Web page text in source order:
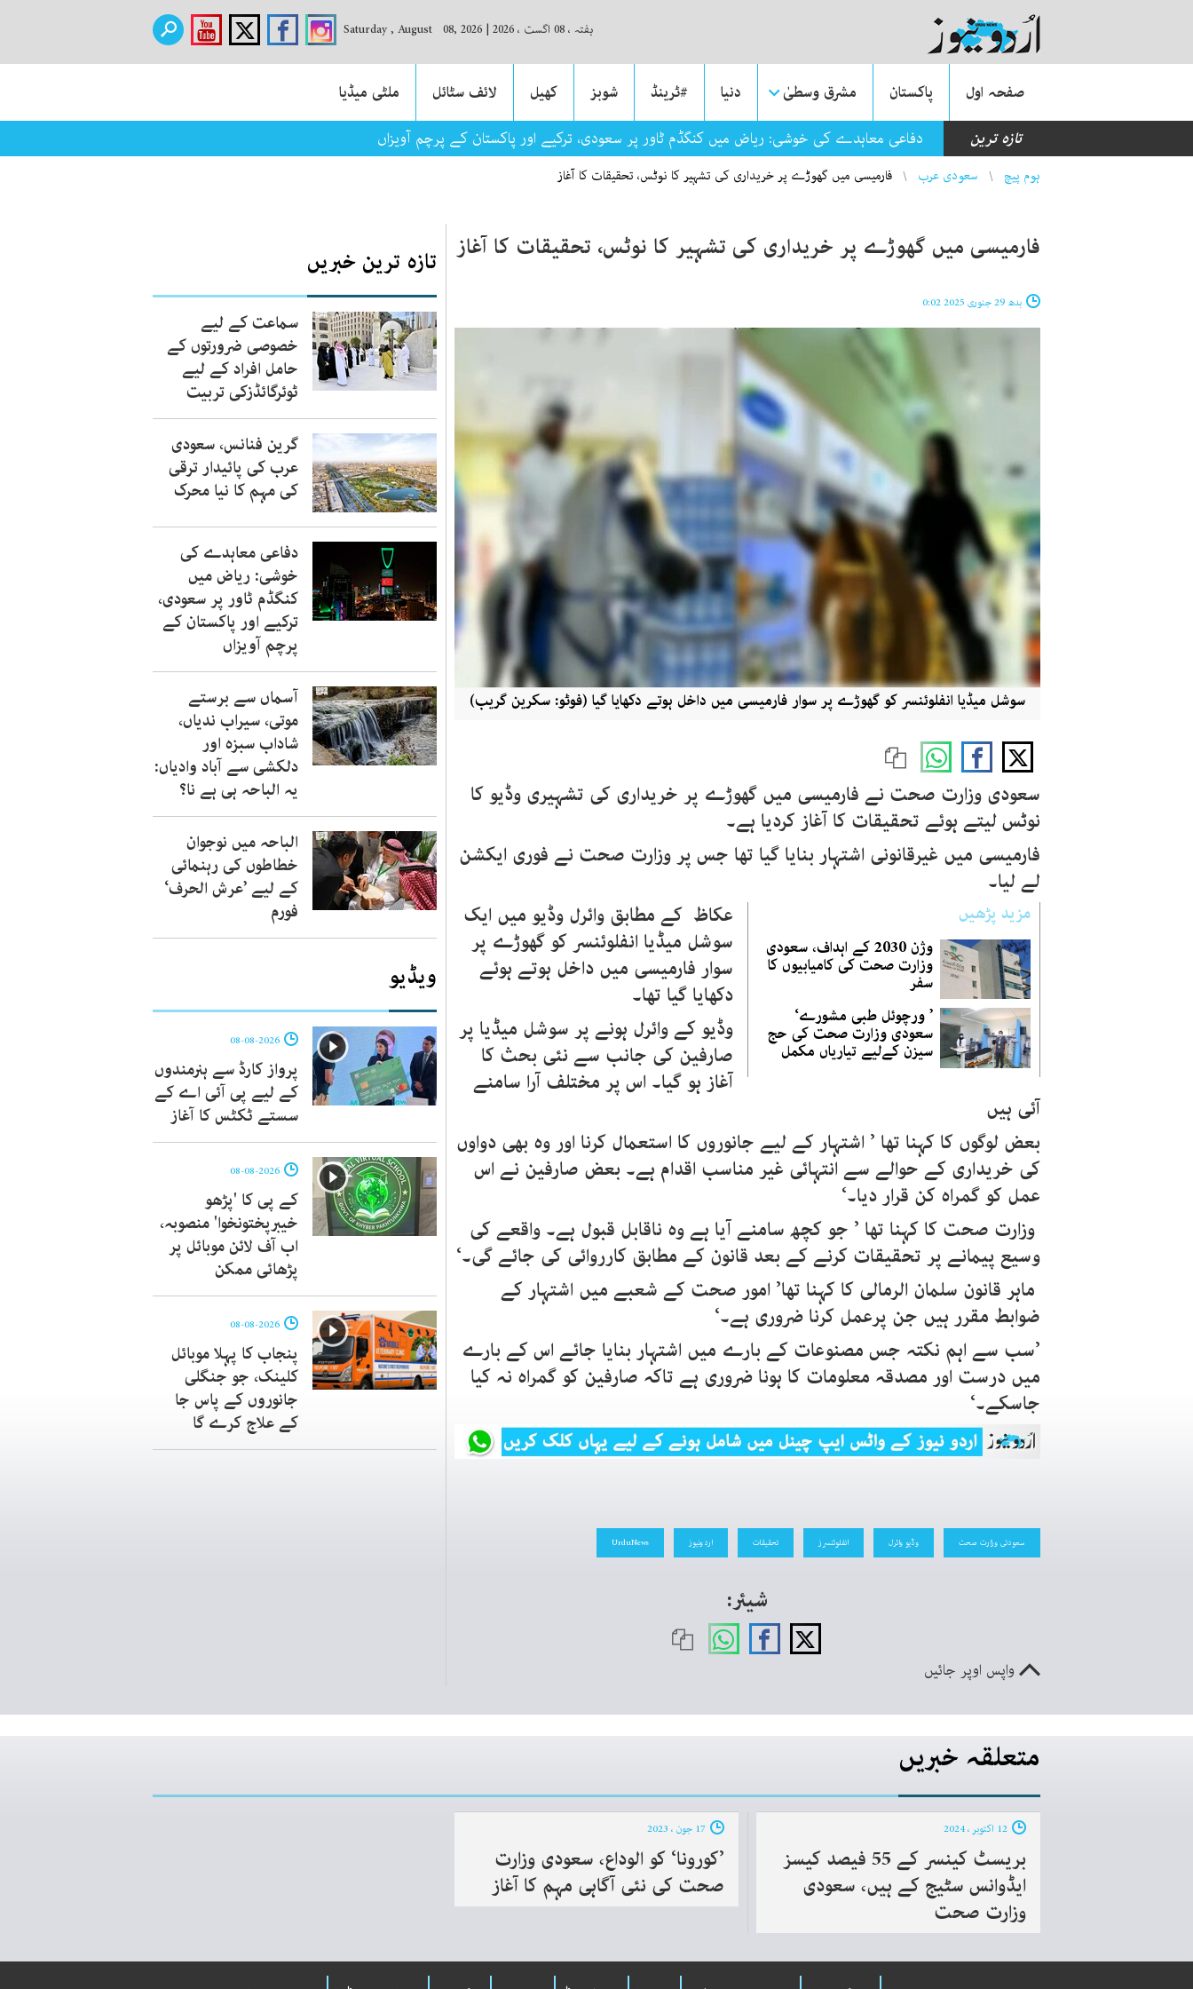
ہفتہ ، 08 اگست ، 2026 |
Saturday , August 08, 2026
صفحہ اول پاکستان مشرق وسطیٰ دنیا #ٹرینڈ شوبز کھیل لائف سٹائل
ملٹی میڈیا
تازہ ترین
دفاعی معاہدے کی خوشی: ریاض میں کنگڈم ٹاور پر سعودی، ترکیے اور پاکستان کے پرچم آویزاں
You are here
ہوم پیچ سعودی عرب فارمیسی میں گھوڑے پر خریداری کی تشہیر کا نوٹس، تحقیقات کا آغاز
فارمیسی میں گھوڑے پر خریداری کی تشہیر کا نوٹس، تحقیقات کا آغاز
بدھ 29 جنوری 2025 0:02
سوشل میڈیا انفلوئنسر کو گھوڑے پر سوار فارمیسی میں داخل ہوتے دکھایا گیا (فوٹو: سکرین گریب)
سعودی وزارت صحت نے فارمیسی میں گھوڑے پر خریداری کی تشہیری وڈیو کا
نوٹس لیتے ہوئے تحقیقات کا آغاز کردیا ہے۔
فارمیسی میں غیرقانونی اشتہار بنایا گیا تھا جس پر وزارت صحت نے فوری ایکشن
لے لیا۔
مزید پڑھیں
وژن 2030 کے اہداف، سعودی
وزارت صحت کی کامیابیوں کا
سفر
’ ورچوئل طبی مشورے‘
سعودی وزارت صحت کی حج
سیزن کےلیے تیاریاں مکمل
عکاظ کے مطابق وائرل وڈیو میں ایک
سوشل میڈیا انفلوئنسر کو گھوڑے پر
سوار فارمیسی میں داخل ہوتے ہوئے
دکھایا گیا تھا۔
وڈیو کے وائرل ہونے پر سوشل میڈیا پر
صارفین کی جانب سے نئی بحث کا
آغاز ہو گیا۔ اس پر مختلف آرا سامنے
آئی ہیں
بعض لوگوں کا کہنا تھا ’ اشتہار کے لیے جانوروں کا استعمال کرنا اور وہ بھی دواوں
کی خریداری کے حوالے سے انتہائی غیر مناسب اقدام ہے۔ بعض صارفین نے اس
عمل کو گمراہ کن قرار دیا۔‘
وزارت صحت کا کہنا تھا ’ جو کچھ سامنے آیا ہے وہ ناقابل قبول ہے۔ واقعے کی
وسیع پیمانے پر تحقیقات کرنے کے بعد قانون کے مطابق کارروائی کی جائے گی۔‘
ماہر قانون سلمان الرمالی کا کہنا تھا’ امور صحت کے شعبے میں اشتہار کے
ضوابط مقرر ہیں جن پرعمل کرنا ضروری ہے۔‘
’سب سے اہم نکتہ جس مصنوعات کے بارے میں اشتہار بنایا جائے اس کے بارے
میں درست اور مصدقہ معلومات کا ہونا ضروری ہے تاکہ صارفین کو گمراہ نہ کیا
جاسکے۔‘
سعودتی وزارت صحت وڈیو وائرل انفلوئنسرز تحقیقات اردونیوز UrduNews
شیئر:
واپس اوپر جائیں
تازہ ترین خبریں
سماعت کے لیے
خصوصی ضرورتوں کے
حامل افراد کے لیے
ٹوئرگائڈزکی تربیت
گرین فنانس، سعودی
عرب کی پائیدار ترقی
کی مہم کا نیا محرک
دفاعی معاہدے کی
خوشی: ریاض میں
کنگڈم ٹاور پر سعودی،
ترکیے اور پاکستان کے
پرچم آویزاں
آسماں سے برستے
موتی، سیراب ندیاں،
شاداب سبزہ اور
دلکشی سے آباد وادیاں:
یہ الباحہ ہی ہے نا؟
الباحہ میں نوجوان
خطاطوں کی رہنمائی
کے لیے ’عرش الحرف‘
فورم
ویڈیو
پرواز کارڈ سے ہنرمندوں
کے لیے پی آئی اے کے
سستے ٹکٹس کا آغاز
کے پی کا 'پڑھو
خیبرپختونخوا' منصوبہ،
اب آف لائن موبائل پر
پڑھائی ممکن
پنجاب کا پہلا موبائل
کلینک، جو جنگلی
جانوروں کے پاس جا
کے علاج کرے گا
متعلقہ خبریں
بریسٹ کینسر کے 55 فیصد کیسز
ایڈوانس سٹیج کے ہیں، سعودی
وزارت صحت
’کورونا‘ کو الوداع، سعودی وزارت
صحت کی نئی آگاہی مہم کا آغاز